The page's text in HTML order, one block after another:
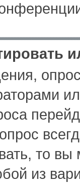
то
из